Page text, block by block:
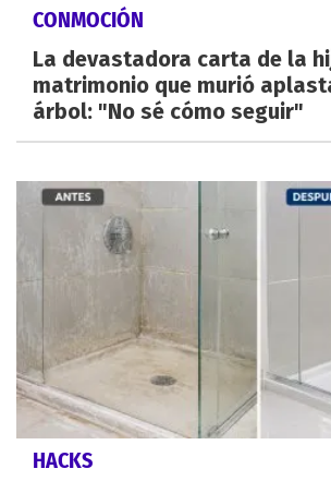
CONMOCIÓN
La devastadora carta de la
matrimonio que murió
árbol: "No sé cómo seguir"
HACKS